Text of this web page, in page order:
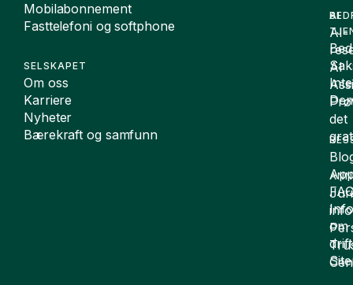
Mobilabonnement
Fasttelefoni og softphone
SELSKAPET
Om oss
Karriere
Nyheter
Bærekraft og samfunn
om
drift
AI
AI-
AI
det